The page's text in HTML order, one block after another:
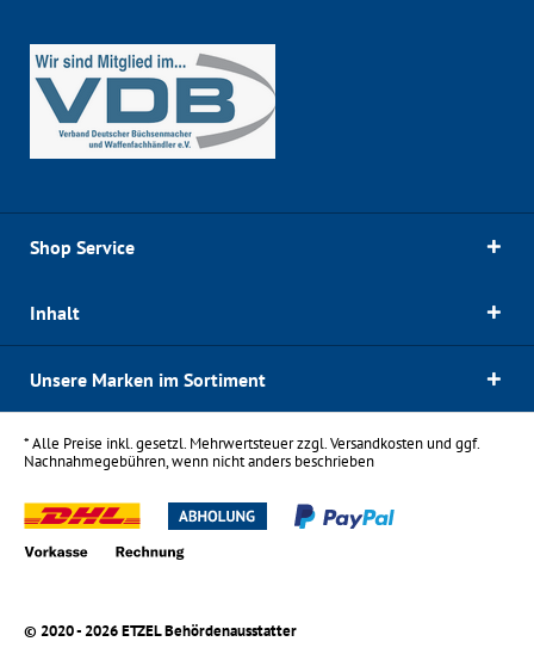
Shop Service
Inhalt
Unsere Marken im Sortiment
* Alle Preise inkl. gesetzl. Mehrwertsteuer zzgl.Versandkostenund ggf.
Nachnahmegebühren, wenn nicht anders beschrieben
© 2020 - 2026 ETZEL Behördenausstatter